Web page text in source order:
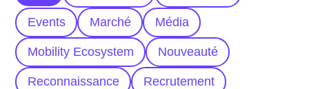
Events Marché Média
Mobility Ecosystem Nouveauté
Reconnaissance Recrutement